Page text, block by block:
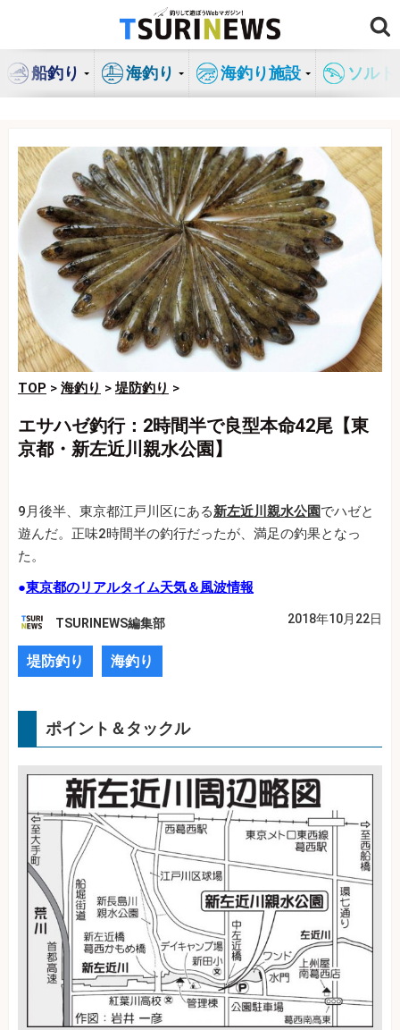
ン
船釣り 海釣り 海釣り施設 ソル
TOP > 海釣り >堤防釣り >
エサハゼ釣行：2時間半で良型本命42尾【東
京都・新左近川親水公園】
9月後半、東京都江戸川区にある新左近川親水公園でハゼと
遊んだ。正味2時間半の釣行だったが、満足の釣果となっ
た。
●東京都のリアルタイム天気＆風波情報
TSURINEWS編集部 2018年10月22日
堤防釣り 海釣り
ポイント＆タックル